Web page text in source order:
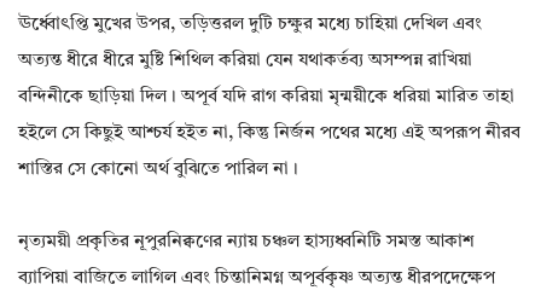
ঊর্ধ্বোৎপ্তি মুখের উপর, তড়িত্তরল দুটি চক্ষুর মধ্যে চাহিয়া দেখিল এবং
অত্যন্ত ধীরে ধীরে মুষ্টি শিথিল করিয়া যেন যথাকর্তব্য অসম্পন্ন রাখিয়া
বন্দিনীকে ছাড়িয়া দিল। অপূর্ব যদি রাগ করিয়া মৃন্ময়ীকে ধরিয়া মারিত তাহা
হইলে সে কিছুই আশ্চর্য হইত না, কিন্তু নির্জন পথের মধ্যে এই অপরূপ নীরব
শাস্তির সে কোনো অর্থ বুঝিতে পারিল না।
নৃত্যময়ী প্রকৃতির নূপুরনিক্বণের ন্যায় চঞ্চল হাস্যধ্বনিটি সমস্ত আকাশ
ব্যাপিয়া বাজিতে লাগিল এবং চিন্তানিমগ্ন অপূর্বকৃষ্ণ অত্যন্ত ধীরপদেক্ষেপ